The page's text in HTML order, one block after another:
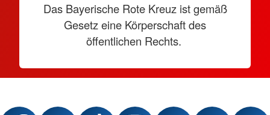
Das Bayerische Rote Kreuz ist gemäß
Gesetz eine Körperschaft des
öffentlichen Rechts.